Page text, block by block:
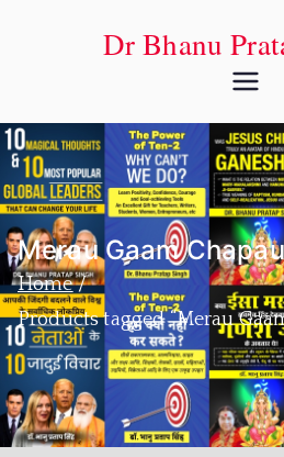
Dr Bhanu
Merau Gaam
Home
Products tagged “Merau